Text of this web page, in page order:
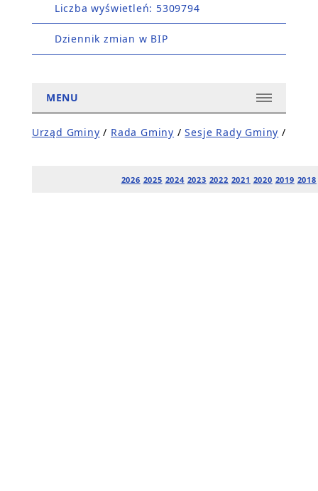
Liczba wyświetleń: 5309794
Dziennik zmian w BIP
MENU
Urząd Gminy / Rada Gminy /Sesje Rady Gminy /
2026 2025 2024 2023 2022 2021 2020 2019 2018